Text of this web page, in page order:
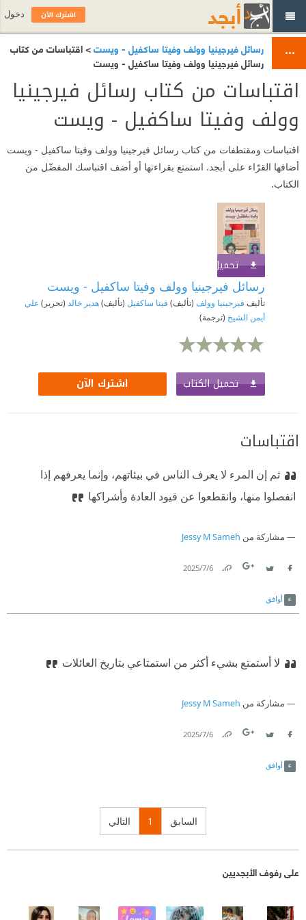
رسائل فيرجينيا وولف وفيتا ساكفيل - ويست> اقتباسات من كتاب
رسائل فيرجينيا وولف وفيتا ساكفيل - ويست
اقتباسات من كتاب رسائل فيرجينيا
وولف وفيتا ساكفيل - ويست
اقتباسات ومقتطفات من كتاب رسائل فيرجينيا وولف وفيتا ساكفيل - ويست
أضافها القرّاء على أبجد. استمتع بقراءتها أو أضف اقتباسك المفضّل من
الكتاب.
تحميل الكتاب
رسائل فيرجينيا وولف وفيتا ساكفيل - ويست
تأليف فيرجينيا وولف (تأليف) فيتا ساكفيل (تأليف)هدير خالد (تحرير) علي
أيمن الشيخ (ترجمة)
تحميل الكتاب اشترك الآن
اقتباسات
ثم إن المرء لا يعرف الناس في بيئاتهم، وإنما يعرفهم إذا
انفصلوا منها، وانقطعوا عن قيود العادة وأشراكها
مشاركة من Jessy M Sameh
6‏/7‏/2025
أوافق
لا أستمتع بشيء أكثر من استمتاعي بتاريخ العائلات
مشاركة من Jessy M Sameh
6‏/7‏/2025
أوافق
السابق 1 التالي
على رفوف الأبجديين
اشترك الآن دخول